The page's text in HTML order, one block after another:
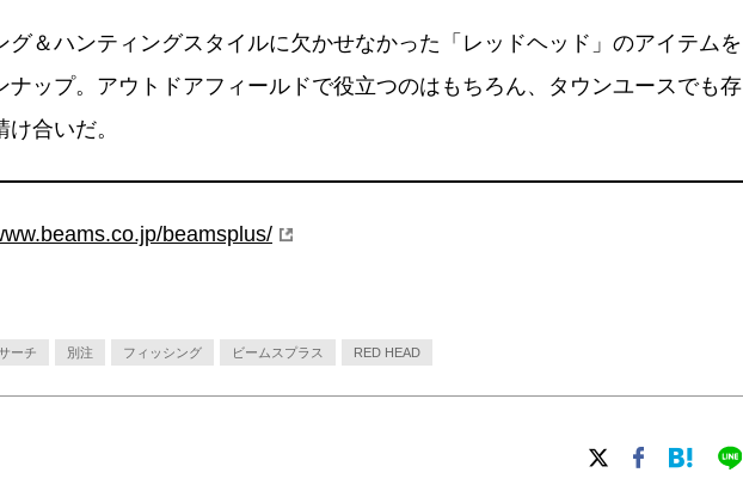
グ＆ハンティングスタイルに欠かせなかった「レッドヘッド」のアイテムを
ナップ。アウトドアフィールドで役立つのはもちろん、タウンユースでも存
合いだ。
beamsplus/
ーチ 別注 フィッシング ビームスプラス RED HEAD